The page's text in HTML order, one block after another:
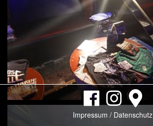
Impressum / Datenschutz